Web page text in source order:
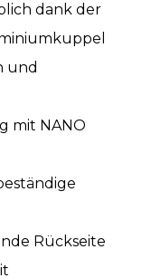
dank der
und
mit NANO
Rückseite